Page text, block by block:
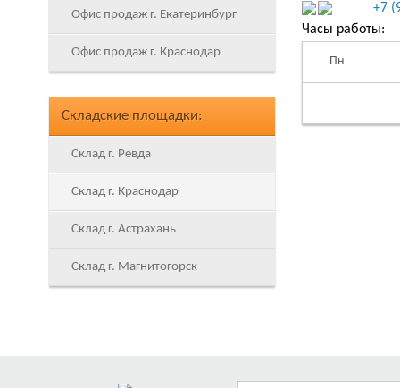
Офис продаж г. Екатеринбург
Офис продаж г. Краснодар
Складские площадки:
Склад г. Ревда
Склад г. Краснодар
Склад г. Астрахань
Склад г. Магнитогорск
+7
Часы работы:
Пн